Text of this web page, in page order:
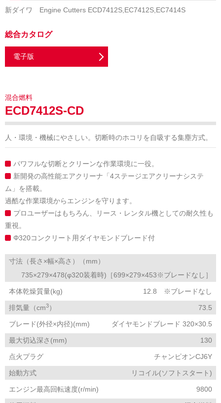
新ダイワ Engine Cutters ECD7412S,EC7412S,EC7414S
総合カタログ
電子版
混合燃料
ECD7412S-CD
人・環境・機械にやさしい。切断時のホコリを自吸する集塵方式。
パワフルな切断とクリーンな作業環境に一役。
新開発の高性能エアクリーナ「4ステージエアクリーナシステ
ム」を搭載。
過酷な作業環境からエンジンを守ります。
プロユーザーはもちろん、リース・レンタル機としての耐久性も
重視。
Φ320コンクリート用ダイヤモンドブレード付
寸法（長さ×幅×高さ）（mm）
735×279×478(φ320装着時)［699×279×453※ブレードなし］
本体乾燥質量(kg) 12.8 ※ブレードなし
排気量（cm3） 73.5
ブレード(外径×内径)(mm) ダイヤモンドブレード 320×30.5
最大切込深さ(mm) 130
点火プラグ チャンピオンCJ6Y
始動方式 リコイル(ソフトスタート)
エンジン最高回転速度(r/min) 9800